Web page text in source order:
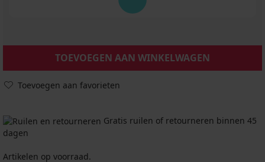
TOEVOEGEN AAN WINKELWAGEN
Toevoegen aan favorieten
Gratis ruilen of retourneren binnen 45
dagen
Artikelen op voorraad.